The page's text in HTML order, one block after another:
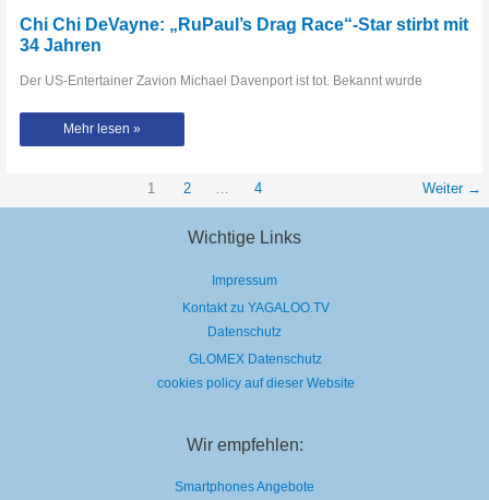
Chi Chi DeVayne: „RuPaul’s Drag Race“-Star stirbt mit
34 Jahren
Der US-Entertainer Zavion Michael Davenport ist tot. Bekannt wurde
Chi
DeVayne:
stirbt
Mehr lesen »
1 2 … 4 Weiter →
Wichtige Links
Impressum
Kontakt zu YAGALOO.TV
Datenschutz
GLOMEX Datenschutz
cookies policy auf dieser Website
Wir empfehlen:
Smartphones Angebote